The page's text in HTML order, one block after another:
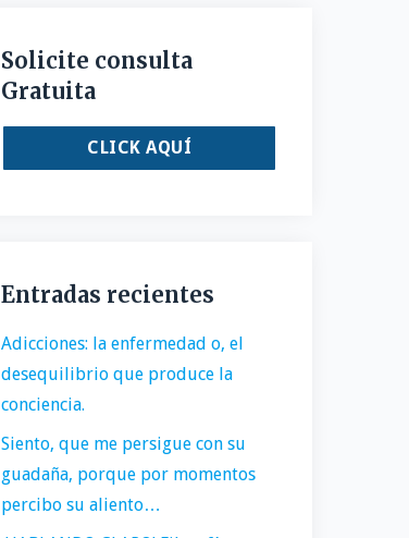
Solicite consulta
Gratuita
CLICK AQUÍ
Entradas recientes
Adicciones: la enfermedad o, el
desequilibrio que produce la
conciencia.
Siento, que me persigue con su
guadaña, porque por momentos
percibo su aliento…